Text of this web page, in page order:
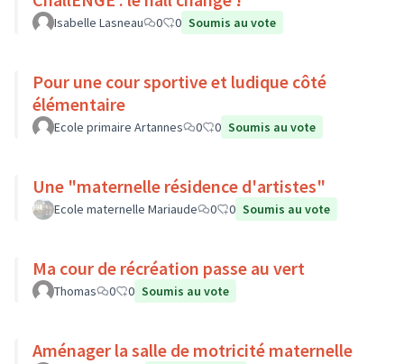
Isabelle Lasneau 0 0 Soumis au vote
Pour une cour sportive et ludique côté
élémentaire
Ecole primaire Artannes 0 0 Soumis au vote
Une "maternelle résidence d'artistes"
Ecole maternelle Mariaude 0 0 Soumis au vote
Ma cour de récréation passe au vert
Thomas 0 0 Soumis au vote
Aménager la salle de motricité maternelle